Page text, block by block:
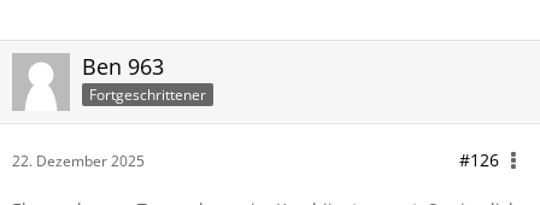
Ben 963
Fortgeschrittener
22. Dezember 2025 #126